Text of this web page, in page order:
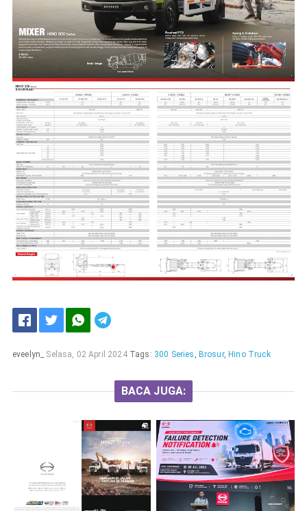
eveelyn_ Selasa, 02 April 2024 Tags: 300 Series Brosur,Hino Truck
BACA JUGA: